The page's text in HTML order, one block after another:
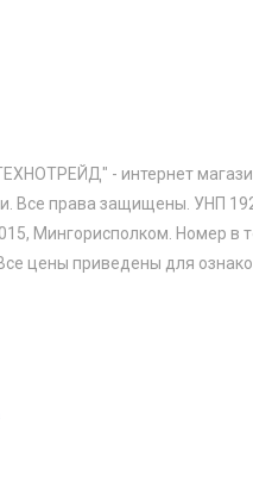
- интернет
Все права защищены. УНП
Мингорисполком. Номер в
цены приведены для